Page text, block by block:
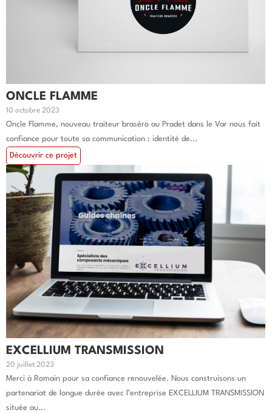
ONCLE FLAMME
10 octobre 2023
Oncle Flamme, nouveau traiteur braséro au Pradet dans le Var nous fait
confiance pour toute sa communication : identité de...
Découvrir ce projet
EXCELLIUM TRANSMISSION
20 juillet 2023
Merci à Romain pour sa confiance renouvelée. Nous construisons un
partenariat de longue durée avec l’entreprise EXCELLIUM TRANSMISSION
située au...